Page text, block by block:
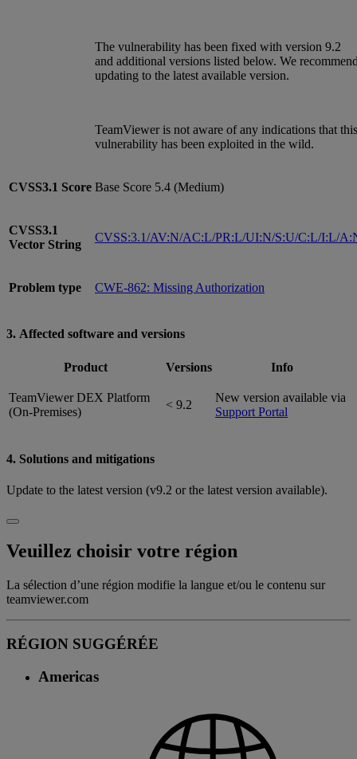
The vulnerability has been fixed with version 9.2
and additional versions listed below. We
updating to the latest available version.
TeamViewer is not aware of any indications that this
vulnerability has been exploited in the wild.
CVSS3.1 Score Base Score 5.4 (Medium)
CVSS3.1
Vector String
CVSS:3.1/AV:N/AC:L/PR:L/UI:N/S:U/C:L/I:L/
Problem type CWE-862: Missing Authorization
3. Affected software and versions
Product Versions Info
TeamViewer DEX Platform
(On-Premises)
< 9.2
New version available via
Support Portal
4. Solutions and mitigations
Update to the latest version (v9.2 or the latest version available).
Veuillez choisir votre région
La sélection d’une région modifie la langue et/ou le contenu sur
teamviewer.com
RÉGION SUGGÉRÉE
Americas